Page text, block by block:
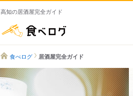
高知の居酒屋完全ガイド
食べログ 居酒屋完全ガイド